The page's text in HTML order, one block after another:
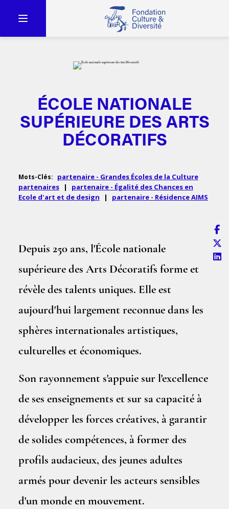
ÉCOLE NATIONALE
SUPÉRIEURE DES ARTS
DÉCORATIFS
Mots-Clés:
partenaire - Grandes Écoles de la Culture
partenaires
|
partenaire - Égalité des Chances en
Ecole d'art et de design
| partenaire - Résidence AIMS
Depuis 250 ans, l'École nationale
supérieure des Arts Décoratifs forme et
révèle des talents uniques. Elle est
aujourd'hui largement reconnue dans les
sphères internationales artistiques,
culturelles et économiques.
Son rayonnement s'appuie sur l'excellence
de ses enseignements et sur sa capacité à
développer les forces créatives, à garantir
de solides compétences, à former des
profils audacieux, des jeunes adultes
armés pour devenir les acteurs sensibles
d'un monde en mouvement.